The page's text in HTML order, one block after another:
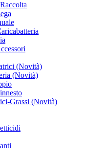
(Novità)
(Novità)
Grassi (Novità)